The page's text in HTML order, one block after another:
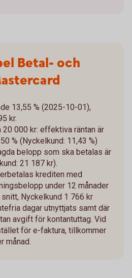
Betal- och
13,55 % (2025-10-01),
kr.
20 000 kr: effektiva räntan är
% (Nyckelkund: 11,43 %)
belopp som ska betalas är
21 187 kr).
krediten med
under 12 månader
Nyckelkund 1 766 kr
dagar utnyttjats samt där
avgift för kontantuttag. Vid
för e-faktura, tillkommer
månad.